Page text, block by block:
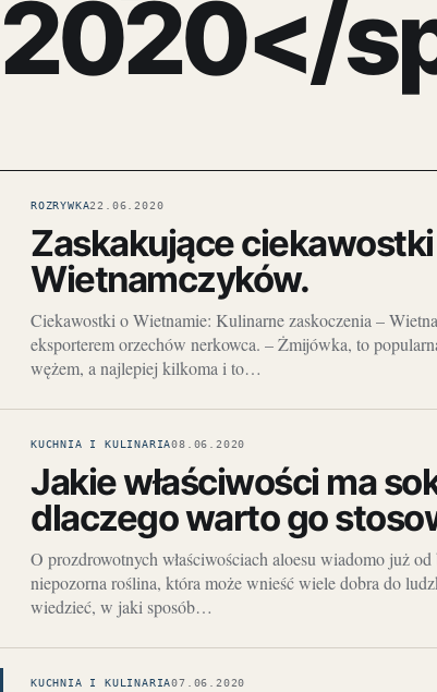
2020</
ROZRYWKA22.06.2020
Zaskakujące
Wietnamczyków.
Ciekawostki o Wietnamie: Kulinarne zaskoczenia –
eksporterem orzechów nerkowca. – Żmijówka, to
wężem, a najlepiej kilkoma i to…
KUCHNIA I KULINARIA08.06.2020
Jakie właściwości ma
dlaczego warto go
O prozdrowotnych właściwościach aloesu wiadomo już od
niepozorna roślina, która może wnieść wiele dobra do
wiedzieć, w jaki sposób…
KUCHNIA I KULINARIA07.06.2020